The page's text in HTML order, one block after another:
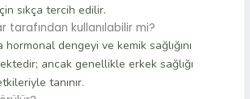
sıkça tercih edilir.
tarafından kullanılabilir mi?
dengeyi ve kemik sağlığını
ancak genellikle erkek sağlığı
tanınır.